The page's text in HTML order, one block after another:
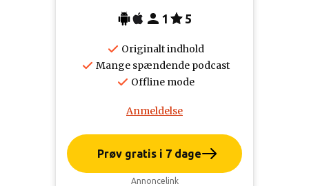
1 5
Originalt indhold
Mange spændende podcast
Offline mode
Anmeldelse
Prøv gratis i 7 dage
Annoncelink